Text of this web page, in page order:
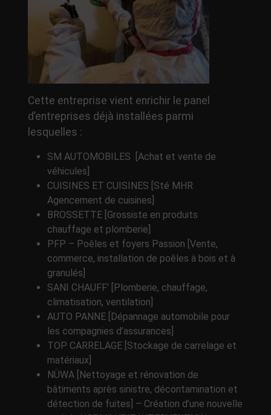
Cette entreprise vient enrichir le panel
d’entreprises déjà installées parmi
lesquelles :
SM AUTOMOBILES [Achat et vente de
véhicules]
CUISINES ET CUISINES [Sté MHR
Agencement de cuisines]
BROSSETTE [Grossiste en produits
chauffage et plomberie]
PFP – Poêles et foyers Passion [Vente,
commerce, installation de poêles à bois et à
granulés]
SANI CHAUFF’ [Plomberie, chauffage,
climatisation, ventilation]
AUTO PANNE [Dépannage automobile pour
les compagnies d’assurances]
TOP CARRELAGE [Stockage de carrelage et
matériaux]
NÜWA [Nettoyage et rénovation de
bâtiments après sinistre, décontamination et
détection de fuites] – Création d’une nouvelle